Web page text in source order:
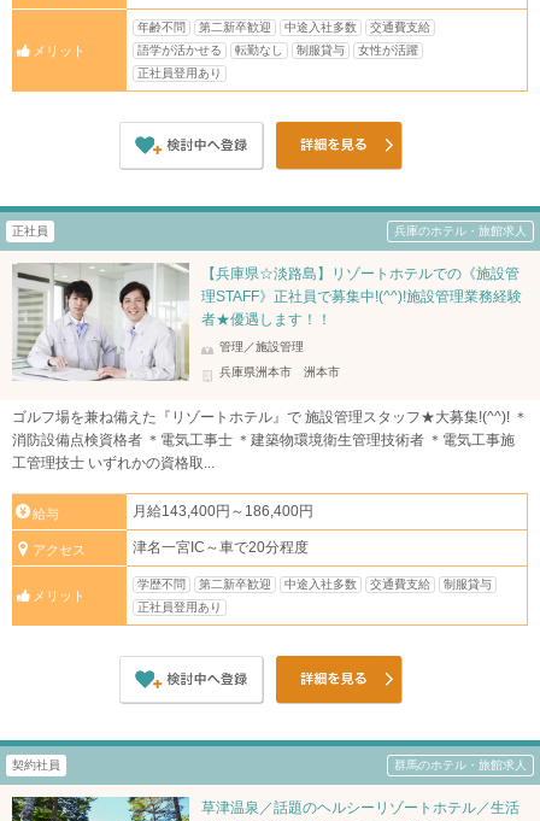
メリット
年齢不問 第二新卒歓迎 中途入社多数
交通費支給
語学が活かせる
転勤なし 制服貸与
女性が活躍
正社員登用あり
正社員 兵庫のホテル・旅館求人
【兵庫県☆淡路島】リゾートホテルでの《施設管
理STAFF》正社員で募集中!(^^)!施設管理業務経験
者★優遇します！！
管理／施設管理
兵庫県洲本市 洲本市
ゴルフ場を兼ね備えた『リゾートホテル』で 施設管理スタッフ★大募集!(^^)! ＊
消防設備点検資格者 ＊電気工事士 ＊建築物環境衛生管理技術者 ＊電気工事施
工管理技士 いずれかの資格取...
給与 月給143,400円～186,400円
アクセス 津名一宮IC～車で20分程度
メリット
学歴不問 第二新卒歓迎 中途入社多数 交通費支給
制服貸与
正社員登用あり
契約社員 群馬のホテル・旅館求人
草津温泉／話題のヘルシーリゾートホテル／生活